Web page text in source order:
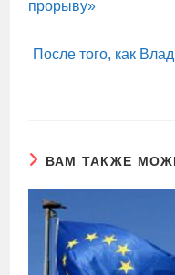
прорыву»
После того, как
ВАМ ТАКЖЕ